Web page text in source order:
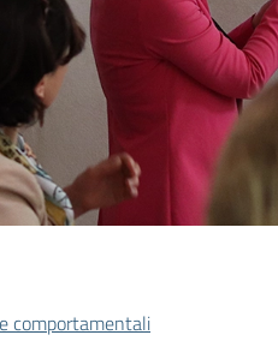
comportamentali